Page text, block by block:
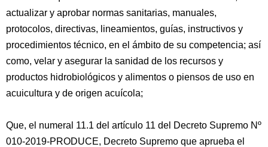
actualizar y aprobar normas sanitarias, manuales,
protocolos, directivas, lineamientos, guías, instructivos y
procedimientos técnico, en el ámbito de su competencia; así
como, velar y asegurar la sanidad de los recursos y
productos hidrobiológicos y alimentos o piensos de uso en
acuicultura y de origen acuícola;
Que, el numeral 11.1 del artículo 11 del Decreto Supremo Nº
010-2019-PRODUCE, Decreto Supremo que aprueba el